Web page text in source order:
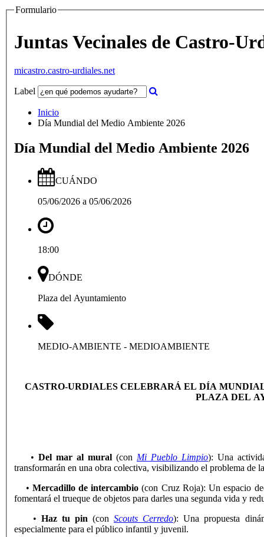
Formulario
Juntas Vecinales de Castro-
micastro.castro-urdiales.net
Label
Inicio
Día Mundial del Medio Ambiente 2026
Día Mundial del Medio Ambiente 2026
CUÁNDO
05/06/2026 a 05/06/2026
18:00
DÓNDE
Plaza del Ayuntamiento
MEDIO-AMBIENTE - MEDIOAMBIENTE
CASTRO-URDIALES CELEBRARÁ EL DÍA
PLAZA DEL
• Del mar al mural (con Mi Pueblo Limpio): Una
transformarán en una obra colectiva, visibilizando el problema de
• Mercadillo de intercambio (con Cruz Roja): Un espacio
fomentará el trueque de objetos para darles una segunda vida y
• Haz tu pin (con Scouts Cerredo): Una propuesta
especialmente para el público infantil y juvenil.